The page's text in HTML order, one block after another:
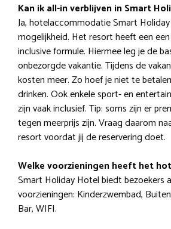
Kan ik all-in verblijven in Smart
Ja, hotelaccommodatie Smart
mogelijkheid. Het resort heeft een
inclusive formule. Hiermee leg je de
onbezorgde vakantie. Tijdens de
kosten meer. Zo hoef je niet te
drinken. Ook enkele sport- en
zijn vaak inclusief. Tip: soms zijn er
tegen meerprijs zijn. Vraag daarom
resort voordat jij de reservering doet.
Welke voorzieningen heeft het
Smart Holiday Hotel biedt bezoekers
voorzieningen: Kinderzwembad,
Bar, WIFI.